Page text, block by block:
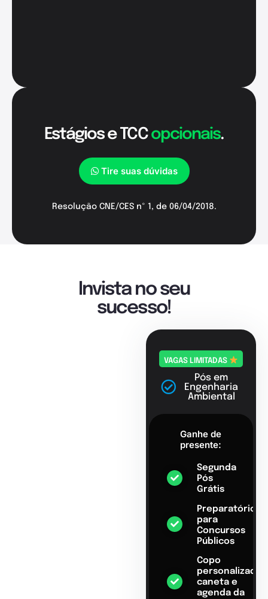
Estágios e TCCopcionais.
Tire suas dúvidas
Resolução CNE/CES nº 1, de 06/04/2018.
Invista no seu
sucesso!
VAGAS LIMITADAS
Pós em
Engenharia
Ambiental
Ganhe de
presente:
Segunda
Pós
Grátis
Preparatório
para
Concursos
Públicos
Copo
personalizado,
caneta e
agenda da